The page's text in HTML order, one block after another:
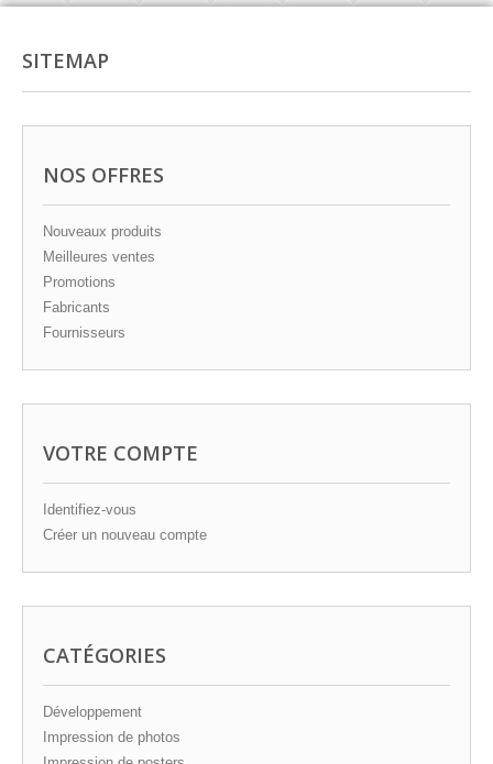
SITEMAP
NOS OFFRES
Nouveaux produits
Meilleures ventes
Promotions
Fabricants
Fournisseurs
VOTRE COMPTE
Identifiez-vous
Créer un nouveau compte
CATÉGORIES
Développement
Impression de photos